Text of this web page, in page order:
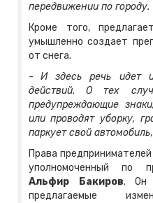
передвижении по городу.
Кроме того,
умышленно создает
от снега.
-И здесь речь идет
действий. О тех
предупреждающие
или проводят уборку,
паркует свой автомобиль
Права
уполномоченный по
Альфир Бакиров. Он
предлагаемые